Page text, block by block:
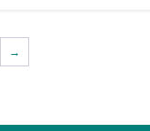
→